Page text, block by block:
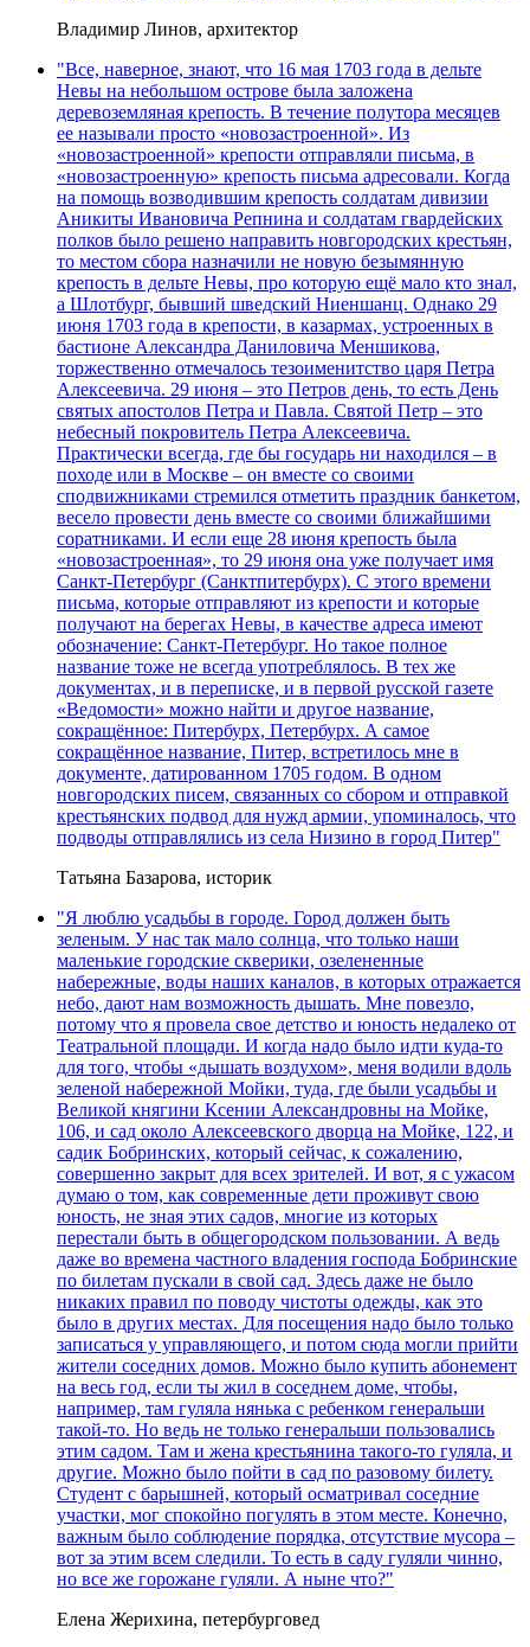
Владимир Линов, архитектор
"Все, наверное, знают, что 16 мая 1703 года в дельте
Невы на небольшом острове была заложена
деревоземляная крепость. В течение полутора месяцев
ее называли просто «новозастроенной». Из
«новозастроенной» крепости отправляли письма, в
«новозастроенную» крепость письма адресовали. Когда
на помощь возводившим крепость солдатам дивизии
Аникиты Ивановича Репнина и солдатам гвардейских
полков было решено направить новгородских крестьян,
то местом сбора назначили не новую безымянную
крепость в дельте Невы, про которую ещё мало кто знал,
а Шлотбург, бывший шведский Ниеншанц. Однако 29
июня 1703 года в крепости, в казармах, устроенных в
бастионе Александра Даниловича Меншикова,
торжественно отмечалось тезоименитство царя Петра
Алексеевича. 29 июня – это Петров день, то есть День
святых апостолов Петра и Павла. Святой Петр – это
небесный покровитель Петра Алексеевича.
Практически всегда, где бы государь ни находился – в
походе или в Москве – он вместе со своими
сподвижниками стремился отметить праздник банкетом,
весело провести день вместе со своими ближайшими
соратниками. И если еще 28 июня крепость была
«новозастроенная», то 29 июня она уже получает имя
Санкт-Петербург (Санктпитербурх). С этого времени
письма, которые отправляют из крепости и которые
получают на берегах Невы, в качестве адреса имеют
обозначение: Санкт-Петербург. Но такое полное
название тоже не всегда употреблялось. В тех же
документах, и в переписке, и в первой русской газете
«Ведомости» можно найти и другое название,
сокращённое: Питербурх, Петербурх. А самое
сокращённое название, Питер, встретилось мне в
документе, датированном 1705 годом. В одном
новгородских писем, связанных со сбором и отправкой
крестьянских подвод для нужд армии, упоминалось, что
подводы отправлялись из села Низино в город Питер"
Татьяна Базарова, историк
"Я люблю усадьбы в городе. Город должен быть
зеленым. У нас так мало солнца, что только наши
маленькие городские скверики, озелененные
набережные, воды наших каналов, в которых отражается
небо, дают нам возможность дышать. Мне повезло,
потому что я провела свое детство и юность недалеко от
Театральной площади. И когда надо было идти куда-то
для того, чтобы «дышать воздухом», меня водили вдоль
зеленой набережной Мойки, туда, где были усадьбы и
Великой княгини Ксении Александровны на Мойке,
106, и сад около Алексеевского дворца на Мойке, 122, и
садик Бобринских, который сейчас, к сожалению,
совершенно закрыт для всех зрителей. И вот, я с ужасом
думаю о том, как современные дети проживут свою
юность, не зная этих садов, многие из которых
перестали быть в общегородском пользовании. А ведь
даже во времена частного владения господа Бобринские
по билетам пускали в свой сад. Здесь даже не было
никаких правил по поводу чистоты одежды, как это
было в других местах. Для посещения надо было только
записаться у управляющего, и потом сюда могли прийти
жители соседних домов. Можно было купить абонемент
на весь год, если ты жил в соседнем доме, чтобы,
например, там гуляла нянька с ребенком генеральши
такой-то. Но ведь не только генеральши пользовались
этим садом. Там и жена крестьянина такого-то гуляла, и
другие. Можно было пойти в сад по разовому билету.
Студент с барышней, который осматривал соседние
участки, мог спокойно погулять в этом месте. Конечно,
важным было соблюдение порядка, отсутствие мусора –
вот за этим всем следили. То есть в саду гуляли чинно,
но все же горожане гуляли. А ныне что?"
Елена Жерихина, петербурговед